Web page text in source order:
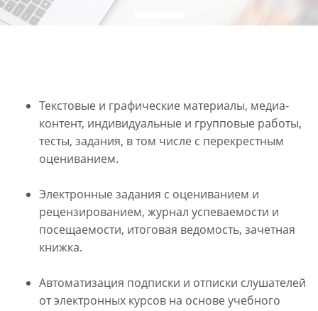
Текстовые и графические материалы, медиа-
контент, индивидуальные и групповые работы,
тесты, задания, в том числе с перекрестным
оцениванием.
Электронные задания с оцениванием и
рецензированием, журнал успеваемости и
посещаемости, итоговая ведомость, зачетная
книжка.
Автоматизация подписки и отписки слушателей
от электронных курсов на основе учебного